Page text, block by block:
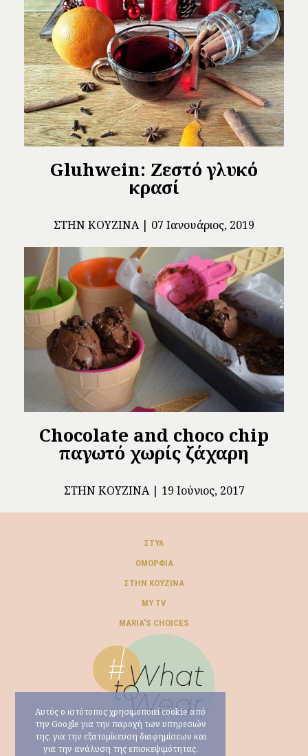
Gluhwein: Ζεστό γλυκό
κρασί
ΣΤΗΝ ΚΟΥΖΊΝΑ 07 Ιανουάριος, 2019
Chocolate and choco chip
παγωτό χωρίς ζάχαρη
ΣΤΗΝ ΚΟΥΖΊΝΑ 19 Ιούνιος, 2017
ΣΤΥΛ
ΟΜΟΡΦΙΆ
ΣΤΗΝ ΚΟΥΖΊΝΑ
MY TV
ΜARIA’S CHOICES
Αυτός ο ιστότοπος χρησιμοποιεί cookie από
την Google για την παροχή των υπηρεσιών
της, για την εξατομίκευση διαφημίσεων και
για την ανάλυση της επισκεψιμότητας.